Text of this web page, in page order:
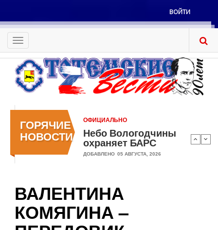
основному
содержанию
Меню
учётной
записи
пользователя
ВОЙТИ
Toggle
navigation
ГОРЯЧИЕ
НОВОСТИ
ОФИЦИАЛЬНО
Небо Вологодчины
охраняет БАРС
ДОБАВЛЕНО 05 АВГУСТА, 2026
ВАЛЕНТИНА
КОМЯГИНА –